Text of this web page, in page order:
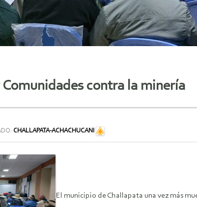
contra la minería
CHALLAPATA-ACHACHUCANI
El municipio de Challapata una vez más